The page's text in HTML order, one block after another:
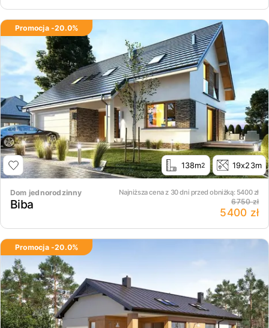
Promocja -20.0%
138m2 19x23m
Dom jednorodzinny Najniższa cena z 30 dni przed obniżką: 5400zł
Biba 6750 zł
5400 zł
Promocja -20.0%